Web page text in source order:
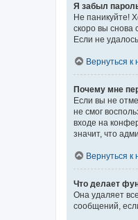
Я забыл
Не паникуйте!
скоро вы снова
Если не
Вернуться к
Почему мне
Если вы не
не смог
входе на
значит, что
Вернуться к
Что делает
Она удаляет
сообщений,